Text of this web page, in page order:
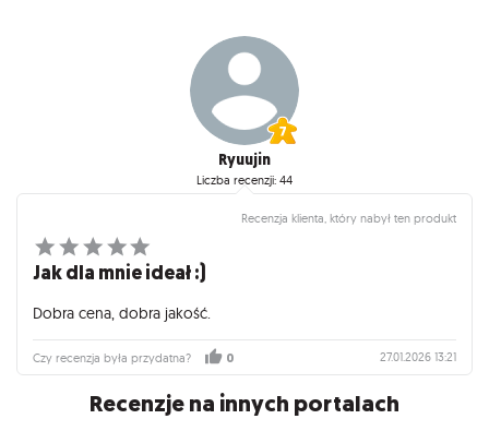
Ryuujin
Liczba recenzji: 44
Recenzja klienta, który nabył ten produkt
Jak dla mnie ideał :)
Dobra cena, dobra jakość.
Czy recenzja była przydatna? 0 27.01.2026 13:21
Recenzje na innych portalach